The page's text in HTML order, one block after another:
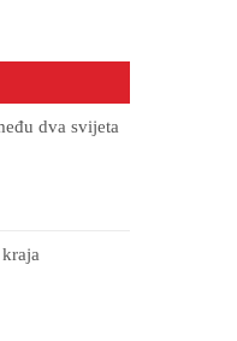
dva svijeta